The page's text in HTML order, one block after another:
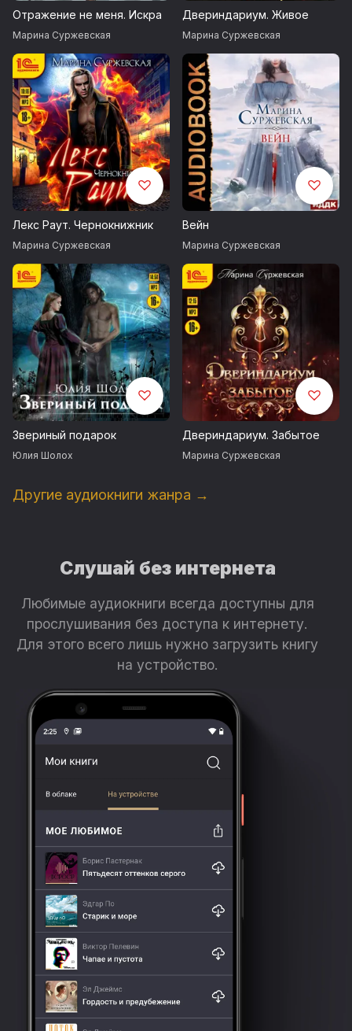
Отражение не меня. Искра
Марина Суржевская
Двериндариум. Живое
Марина Суржевская
Лекс Раут. Чернокнижник
Марина Суржевская
Вейн
Марина Суржевская
Звериный подарок
Юлия Шолох
Двериндариум. Забытое
Марина Суржевская
Другие аудиокниги жанра →
Слушай без интернета
Любимые аудиокниги всегда доступны для
прослушивания без доступа к интернету.
Для этого всего лишь нужно загрузить книгу
на устройство.